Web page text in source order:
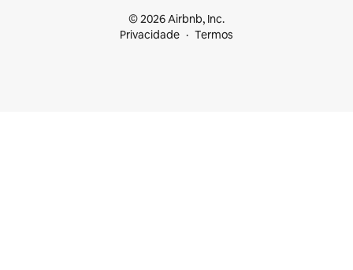
© 2026 Airbnb, Inc.
Privacidade
Termos